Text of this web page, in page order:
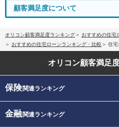
顧客満足度について
オリコン顧客満足度ランキング
おすすめの住宅
おすすめの住宅ローンランキング・比較
住宅
オリコン顧客満足
保険関連ランキング
金融関連ランキング